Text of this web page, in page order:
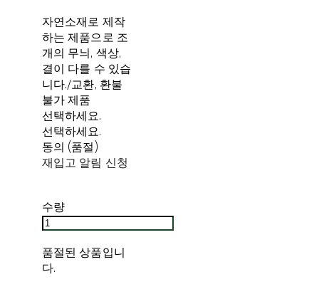
자연소재로 제작
하는 제품으로 조
개의 무늬, 색상,
결이 다를 수 있습
니다./교환, 환불
불가 제품
선택하세요.
선택하세요.
동의 (품절)
재입고 알림 신청
수량
품절된 상품입니
다.